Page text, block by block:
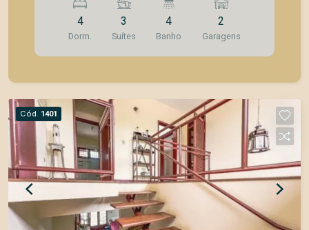
1.458 m² e 580 m² de área construída, o imóvel
foi projetado para proporcionar bem-estar,
privacidade e integração com a natureza.
Características do imóvel: 4 quartos, sendo 3
luminosidade e charme ao ambiente; Varanda
ampla em volta de toda a casa; Quintal com jardim
e árvores frutíferas; Garagem coberta para 2
carros; Kitnet nos fundos com entrada
independente, ideal para visitas ou locação de
ventilados, excelente iluminação natural e uma
atmosfera acolhedora tornam esta casa perfeita
4
Dorm.
3
Suítes
4
Banho
2
Garagens
Cód. 1401